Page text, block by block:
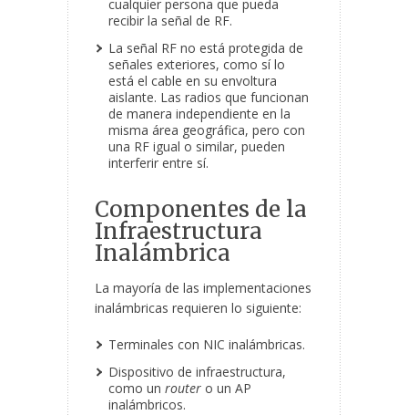
cualquier persona que pueda
recibir la señal de RF.
La señal RF no está protegida de
señales exteriores, como sí lo
está el cable en su envoltura
aislante. Las radios que funcionan
de manera independiente en la
misma área geográfica, pero con
una RF igual o similar, pueden
interferir entre sí.
Componentes de la
Infraestructura
Inalámbrica
La mayoría de las implementaciones
inalámbricas requieren lo siguiente:
Terminales con NIC inalámbricas.
Dispositivo de infraestructura,
como un router o un AP
inalámbricos.